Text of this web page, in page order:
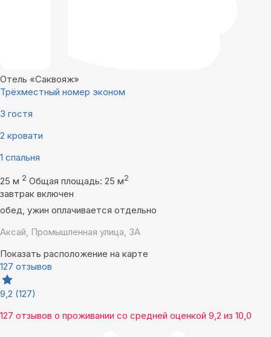
Отель «Саквояж»
Трёхместный номер эконом
3 гостя
2 кровати
1 спальня
25 м 2 Общая площадь: 25 м2
завтрак включен
обед, ужин оплачивается отдельно
Аксай, Промышленная улица, 3А
Показать расположение на карте
127 отзывов
9,2 (127)
127 отзывов о проживании со средней оценкой 9,2 из 10,0